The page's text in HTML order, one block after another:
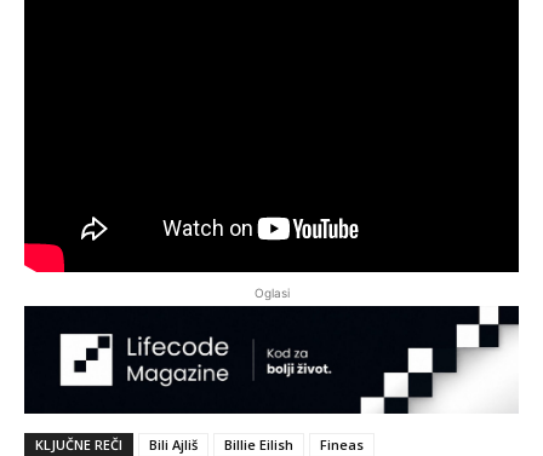
Oglasi
KLJUČNE REČI Bili Ajliš Billie Eilish
Fineas